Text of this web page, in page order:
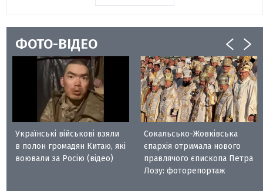
ФОТО-ВІДЕО
Українські військові взяли
в полон громадян Китаю, які
воювали за Росію (відео)
Сокальсько-Жовківська
єпархія отримала нового
правлячого єпископа Петра
Лозу: фоторепортаж